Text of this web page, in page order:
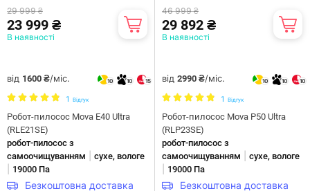
29 999 ₴
23 999 ₴
В наявності
від 1600 ₴/міс. 10 10 15
1 Відгук
Робот-пилосос Mova E40 Ultra
(RLE21SE)
робот-пилосос з
самоочищуванням
сухе, вологе
19000 Па
Безкоштовна доставка
46 999 ₴
29 892 ₴
В наявності
від 2990 ₴/міс. 10 10 10
1 Відгук
Робот-пилосос Mova P50 Ultra
(RLP23SE)
робот-пилосос з
самоочищуванням
сухе, вологе
19000 Па
Безкоштовна доставка